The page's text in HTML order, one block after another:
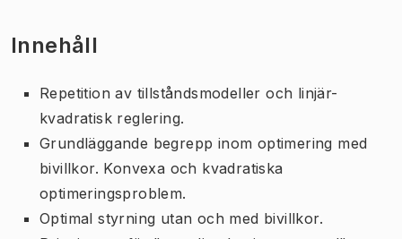
Innehåll
Repetition av tillståndsmodeller och linjär-
kvadratisk reglering.
Grundläggande begrepp inom optimering med
bivillkor. Konvexa och kvadratiska
optimeringsproblem.
Optimal styrning utan och med bivillkor.